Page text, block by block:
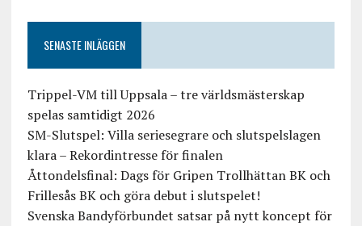
SENASTE INLÄGGEN
Trippel-VM till Uppsala – tre världsmästerskap
spelas samtidigt 2026
SM-Slutspel: Villa seriesegrare och slutspelslagen
klara – Rekordintresse för finalen
Åttondelsfinal: Dags för Gripen Trollhättan BK och
Frillesås BK och göra debut i slutspelet!
Svenska Bandyförbundet satsar på nytt koncept för